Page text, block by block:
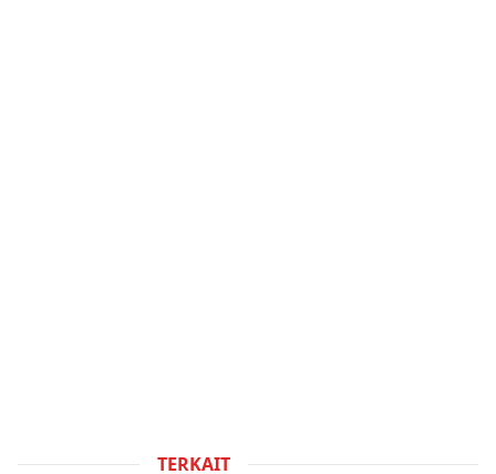
TERKAIT